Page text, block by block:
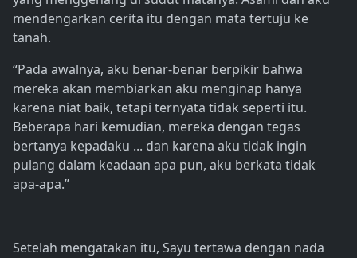
mendengarkan cerita itu dengan mata tertuju ke
tanah.
“Pada awalnya, aku benar-benar berpikir bahwa
mereka akan membiarkan aku menginap hanya
karena niat baik, tetapi ternyata tidak seperti itu.
Beberapa hari kemudian, mereka dengan tegas
bertanya kepadaku ... dan karena aku tidak ingin
pulang dalam keadaan apa pun, aku berkata tidak
apa-apa.”
Setelah mengatakan itu, Sayu tertawa dengan nada